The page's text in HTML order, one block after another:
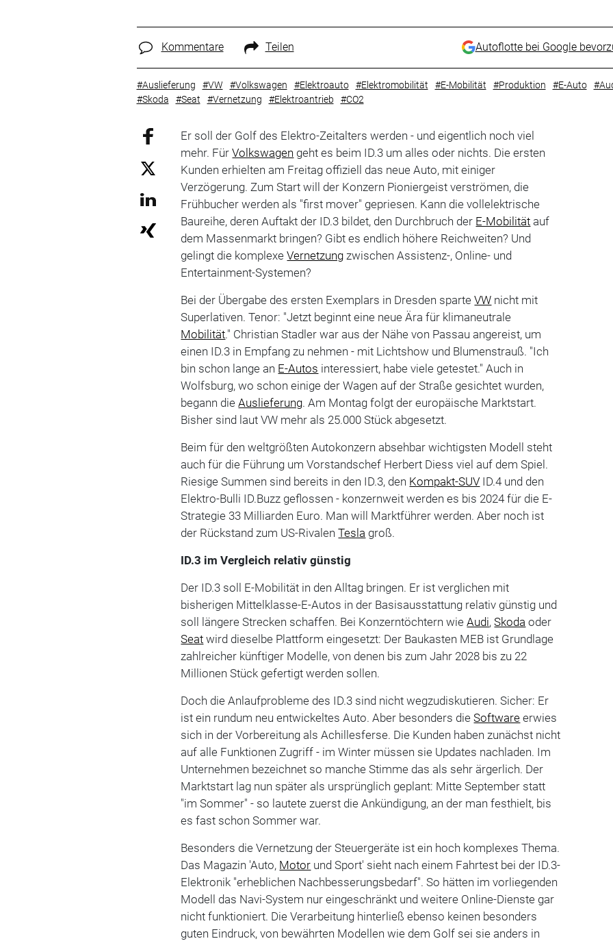
Kommentare Teilen Autoflotte bei Google
#Auslieferung #VW #Volkswagen #Elektroauto #Elektromobilität #E-Mobilität #Produktion #E-Auto
#Skoda
#Seat #Vernetzung #Elektroantrieb #CO2
Er soll der Golf des Elektro-Zeitalters werden - und eigentlich noch viel
mehr. FürVolkswagen geht es beim ID.3 um alles oder nichts. Die ersten
Kunden erhielten am Freitag offiziell das neue Auto, mit einiger
Verzögerung. Zum Start will der Konzern Pioniergeist verströmen, die
Frühbucher werden als "first mover" gepriesen. Kann die vollelektrische
Baureihe, deren Auftakt der ID.3 bildet, den Durchbruch der E-Mobilität auf
dem Massenmarkt bringen? Gibt es endlich höhere Reichweiten? Und
gelingt die komplexeVernetzung zwischen Assistenz-, Online- und
Entertainment-Systemen?
Bei der Übergabe des ersten Exemplars in Dresden sparteVW nicht mit
Superlativen. Tenor: "Jetzt beginnt eine neue Ära für klimaneutrale
Mobilität." Christian Stadler war aus der Nähe von Passau angereist, um
einen ID.3 in Empfang zu nehmen - mit Lichtshow und Blumenstrauß. "Ich
bin schon lange an E-Autos interessiert, habe viele getestet." Auch in
Wolfsburg, wo schon einige der Wagen auf der Straße gesichtet wurden,
begann dieAuslieferung. Am Montag folgt der europäische Marktstart.
Bisher sind laut VW mehr als 25.000 Stück abgesetzt.
Beim für den weltgrößten Autokonzern absehbar wichtigsten Modell steht
auch für die Führung um Vorstandschef Herbert Diess viel auf dem Spiel.
Riesige Summen sind bereits in den ID.3, den Kompakt-SUV ID.4 und den
Elektro-Bulli ID.Buzz geflossen - konzernweit werden es bis 2024 für die E-
Strategie 33 Milliarden Euro. Man will Marktführer werden. Aber noch ist
der Rückstand zum US-RivalenTesla groß.
ID.3 im Vergleich relativ günstig
Der ID.3 soll E-Mobilität in den Alltag bringen. Er ist verglichen mit
bisherigen Mittelklasse-E-Autos in der Basisausstattung relativ günstig und
soll längere Strecken schaffen. Bei Konzerntöchtern wieAudi,Skoda oder
Seat wird dieselbe Plattform eingesetzt: Der Baukasten MEB ist Grundlage
zahlreicher künftiger Modelle, von denen bis zum Jahr 2028 bis zu 22
Millionen Stück gefertigt werden sollen.
Doch die Anlaufprobleme des ID.3 sind nicht wegzudiskutieren. Sicher: Er
ist ein rundum neu entwickeltes Auto. Aber besonders dieSoftware erwies
sich in der Vorbereitung als Achillesferse. Die Kunden haben zunächst nicht
auf alle Funktionen Zugriff - im Winter müssen sie Updates nachladen. Im
Unternehmen bezeichnet so manche Stimme das als sehr ärgerlich. Der
Marktstart lag nun später als ursprünglich geplant: Mitte September statt
"im Sommer" - so lautete zuerst die Ankündigung, an der man festhielt, bis
es fast schon Sommer war.
Besonders die Vernetzung der Steuergeräte ist ein hoch komplexes Thema.
Das Magazin 'Auto, Motor und Sport' sieht nach einem Fahrtest bei der ID.3-
Elektronik "erheblichen Nachbesserungsbedarf". So hätten im vorliegenden
Modell das Navi-System nur eingeschränkt und weitere Online-Dienste gar
nicht funktioniert. Die Verarbeitung hinterließ ebenso keinen besonders
guten Eindruck, von bewährten Modellen wie dem Golf sei sie anders in